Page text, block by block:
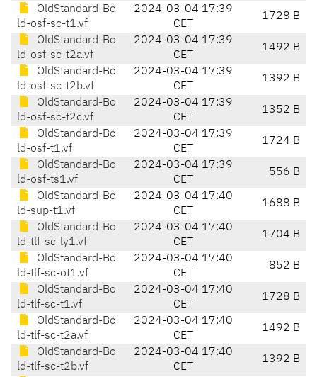
OldStandard-Bo
ld-osf-sc-t1.vf
2024-03-04 17:39
CET
1728 B
OldStandard-Bo
ld-osf-sc-t2a.vf
2024-03-04 17:39
CET
1492 B
OldStandard-Bo
ld-osf-sc-t2b.vf
2024-03-04 17:39
CET
1392 B
OldStandard-Bo
ld-osf-sc-t2c.vf
2024-03-04 17:39
CET
1352 B
OldStandard-Bo
ld-osf-t1.vf
2024-03-04 17:39
CET
1724 B
OldStandard-Bo
ld-osf-ts1.vf
2024-03-04 17:39
CET
556 B
OldStandard-Bo
ld-sup-t1.vf
2024-03-04 17:40
CET
1688 B
OldStandard-Bo
ld-tlf-sc-ly1.vf
2024-03-04 17:40
CET
1704 B
OldStandard-Bo
ld-tlf-sc-ot1.vf
2024-03-04 17:40
CET
852 B
OldStandard-Bo
ld-tlf-sc-t1.vf
2024-03-04 17:40
CET
1728 B
OldStandard-Bo
ld-tlf-sc-t2a.vf
2024-03-04 17:40
CET
1492 B
OldStandard-Bo
ld-tlf-sc-t2b.vf
2024-03-04 17:40
CET
1392 B